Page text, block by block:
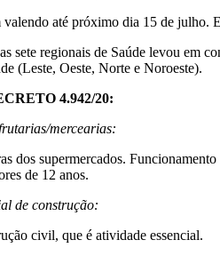
até próximo dia 15 de julho.
sete regionais de Saúde levou em
(Leste, Oeste, Norte e Noroeste).
4.942/20:
mercearias:
dos supermercados.
de 12 anos.
de construção:
civil, que é atividade essencial.